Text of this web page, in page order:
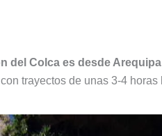
del Colca es desde Arequipa
trayectos de unas 3-4